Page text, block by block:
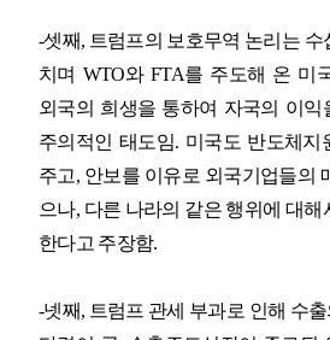
-셋째, 트럼프의 보호무역 논리는 수
치며 WTO와 FTA를 주도해 온 미
외국의 희생을 통하여 자국의 이익
주의적인 태도임. 미국도 반도체지
주고, 안보를 이유로 외국기업들의
으나, 다른 나라의 같은 행위에 대해
한다고 주장함.
-넷째, 트럼프 관세 부과로 인해 수